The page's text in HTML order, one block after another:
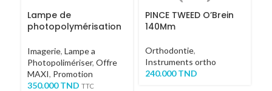
Lampe de
photopolymérisation
Imagerie, Lampe a
Photopolimériser, Offre
MAXI, Promotion
350.000TND TTC
PINCE TWEED O’Brein
140Mm
Orthodontie,
Instruments ortho
240.000TND